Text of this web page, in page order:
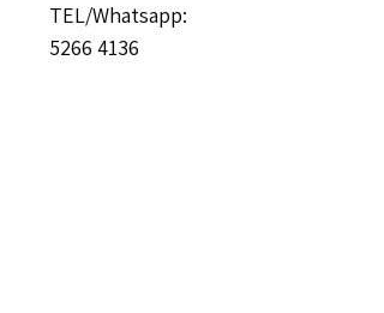
TEL/Whatsapp:
5266 4136